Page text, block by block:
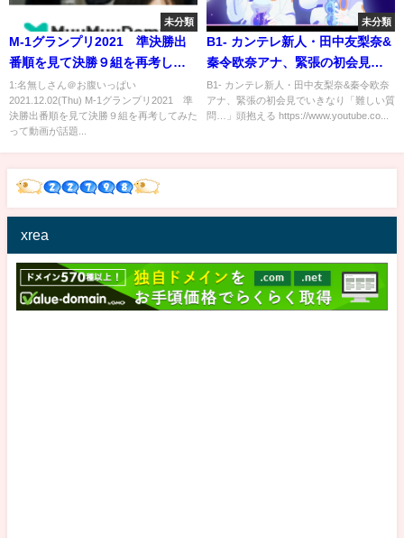
未分類
M-1グランプリ2021 準決勝出
番順を見て決勝９組を再考して
みた
1:名無しさん＠お腹いっぱい
2021.12.02(Thu) M-1グランプリ2021 準
決勝出番順を見て決勝９組を再考してみた
って動画が話題...
未分類
B1- カンテレ新人・田中友梨奈&
秦令欧奈アナ、緊張の初会見で
いきなり「難しい質問…」頭抱
える
B1- カンテレ新人・田中友梨奈&秦令欧奈
アナ、緊張の初会見でいきなり「難しい質
問…」頭抱える https://www.youtube.co...
xrea